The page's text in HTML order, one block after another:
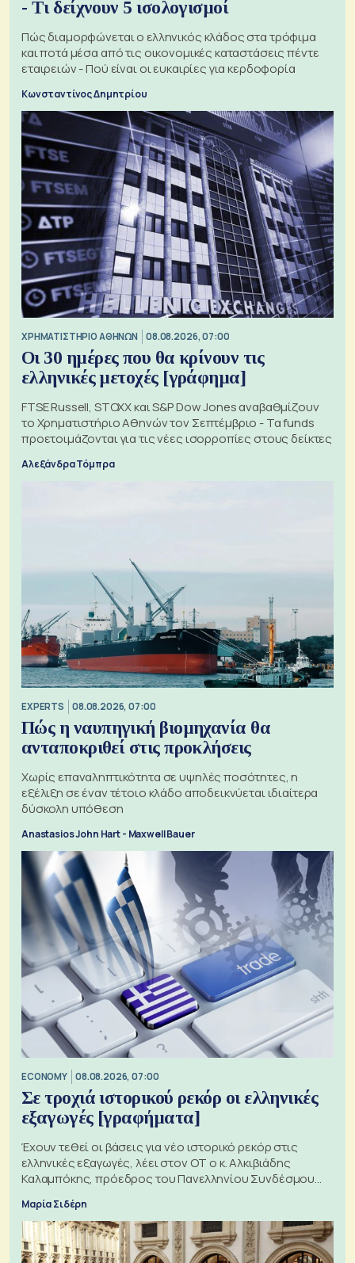
- Τι δείχνουν 5 ισολογισμοί
Πώς διαμορφώνεται ο ελληνικός κλάδος στα τρόφιμα
και ποτά μέσα από τις οικονομικές καταστάσεις πέντε
εταιρειών - Πού είναι οι ευκαιρίες για κερδοφορία
Κωνσταντίνος Δημητρίου
XΡΗΜΑΤΙΣΤΗΡΙΟ ΑΘΗΝΩΝ 08.08.2026, 07:00
Οι 30 ημέρες που θα κρίνουν τις
ελληνικές μετοχές [γράφημα]
FTSE Russell, STOXX και S&P Dow Jones αναβαθμίζουν
το Χρηματιστήριο Αθηνών τον Σεπτέμβριο - Τα funds
προετοιμάζονται για τις νέες ισορροπίες στους δείκτες
Αλεξάνδρα Τόμπρα
EXPERTS 08.08.2026, 07:00
Πώς η ναυπηγική βιομηχανία θα
ανταποκριθεί στις προκλήσεις
Χωρίς επαναληπτικότητα σε υψηλές ποσότητες, η
εξέλιξη σε έναν τέτοιο κλάδο αποδεικνύεται ιδιαίτερα
δύσκολη υπόθεση
Anastasios John Hart - Maxwell Bauer
ECONOMY 08.08.2026, 07:00
Σε τροχιά ιστορικού ρεκόρ οι ελληνικές
εξαγωγές [γραφήματα]
Έχουν τεθεί οι βάσεις για νέο ιστορικό ρεκόρ στις
ελληνικές εξαγωγές, λέει στον ΟΤ ο κ. Αλκιβιάδης
Καλαμπόκης, πρόεδρος του Πανελληνίου Συνδέσμου
Μαρία Σιδέρη